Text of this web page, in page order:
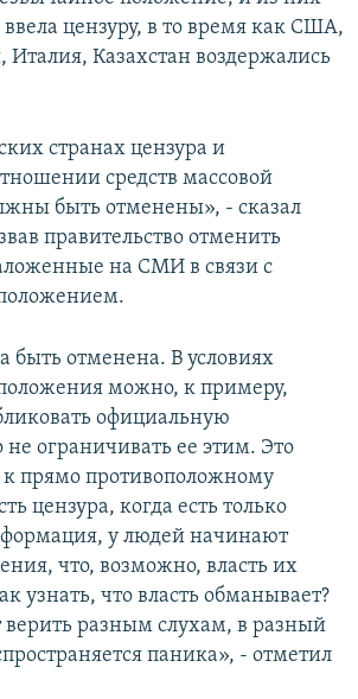
цензуру, в то время как США,
Италия, Казахстан воздержались
странах цензура и
средств массовой
быть отменены», - сказал
правительство отменить
на СМИ в связи с
быть отменена. В условиях
можно, к примеру,
официальную
ограничивать ее этим. Это
прямо противоположному
цензура, когда есть только
у людей начинают
что, возможно, власть их
узнать, что власть обманывает?
разным слухам, в разный
паника», - отметил